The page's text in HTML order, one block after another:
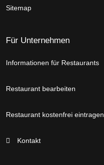
Sitemap
Für Unternehmen
Informationen für Restaurants
Restaurant bearbeiten
Restaurant kostenfrei eintragen
Kontakt